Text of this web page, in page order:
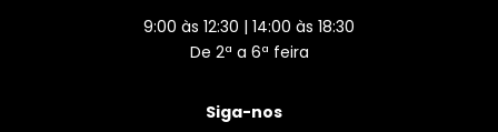
9:00 às 12:30 | 14:00 às 18:30
De 2ª a 6ª feira
Siga-nos